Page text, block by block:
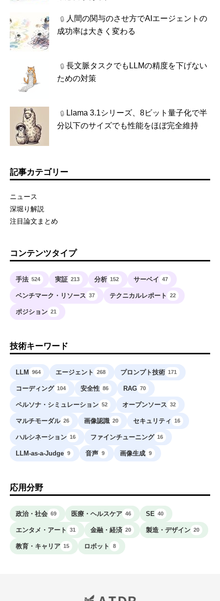
🔒人間の関与のさせ方でAIエージェントの
成功率は大きく変わる
🔒長文脈タスクでもLLMの精度を下げない
ための対策
🔒Llama 3.1シリーズ、8ビット量子化で半
分以下のサイズでも性能をほぼ完全維持
記事カテゴリー
ニュース
深堀り解説
注目論文まとめ
コンテンツタイプ
手法 524 実証 213 分析 152 サーベイ 47
ベンチマーク・リソース 37 テクニカルレポート 22
ポジション 21
技術キーワード
LLM 964 エージェント 268 プロンプト技術 171
コーディング 104 安全性 86 RAG 70
ペルソナ・シミュレーション 52 オープンソース 32
マルチモーダル 26 画像認識 20 セキュリティ 16
ハルシネーション 16 ファインチューニング 16
LLM-as-a-Judge 9 音声 9 画像生成 9
応用分野
政治・社会 69 医療・ヘルスケア 46 SE 40
エンタメ・アート 31 金融・経済 20 製造・デザイン 20
教育・キャリア 15 ロボット 8